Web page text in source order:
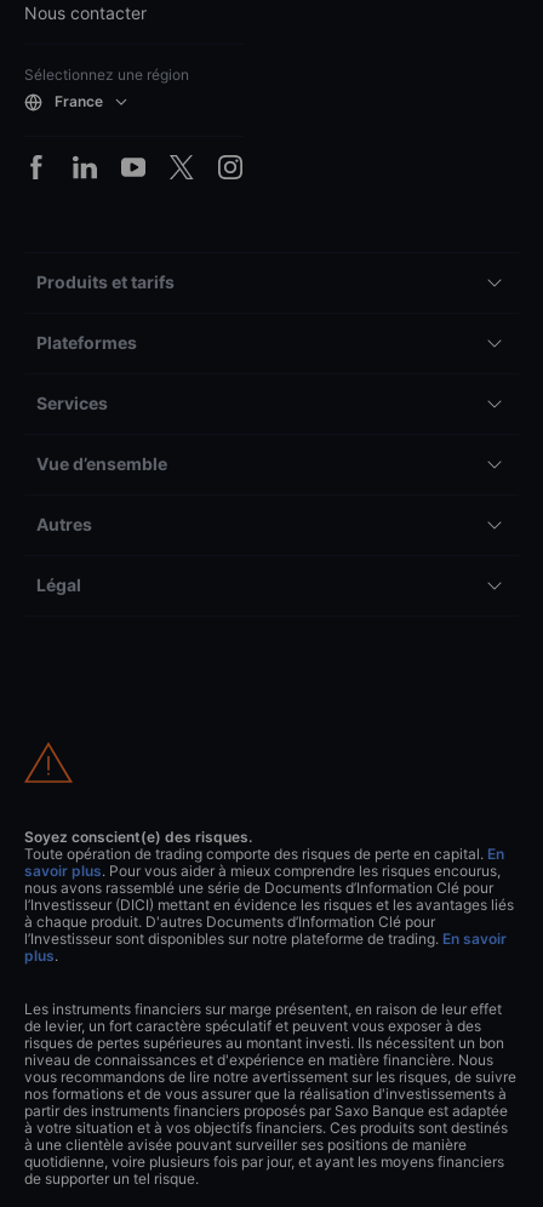
Nous contacter
Sélectionnez une région
France
Produits et tarifs
Plateformes
Services
Vue d’ensemble
Autres
Légal
Soyez conscient(e) des risques.
Toute opération de trading comporte des risques de perte en capital. En
savoir plus. Pour vous aider à mieux comprendre les risques encourus,
nous avons rassemblé une série de Documents d’Information Clé pour
l’Investisseur (DICI) mettant en évidence les risques et les avantages liés
à chaque produit. D'autres Documents d’Information Clé pour
l’Investisseur sont disponibles sur notre plateforme de trading. En savoir
plus.
Les instruments financiers sur marge présentent, en raison de leur effet
de levier, un fort caractère spéculatif et peuvent vous exposer à des
risques de pertes supérieures au montant investi. Ils nécessitent un bon
niveau de connaissances et d'expérience en matière financière. Nous
vous recommandons de lire notre avertissement sur les risques, de suivre
nos formations et de vous assurer que la réalisation d'investissements à
partir des instruments financiers proposés par Saxo Banque est adaptée
à votre situation et à vos objectifs financiers. Ces produits sont destinés
à une clientèle avisée pouvant surveiller ses positions de manière
quotidienne, voire plusieurs fois par jour, et ayant les moyens financiers
de supporter un tel risque.